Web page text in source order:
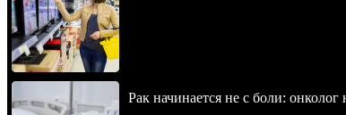
Рак начинается не с боли: